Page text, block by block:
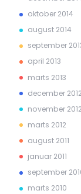
oktober 2014
august 2014
september
april 2013
marts 2013
december 2012
november 2012
marts 2012
august 2011
januar 2011
september
marts 2010